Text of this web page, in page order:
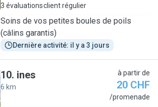
3 évaluationsclient régulier
Soins de vos petites boules de poils
(câlins garantis)
Dernière activité: il y a 3 jours
10. ines
6 km
à partir de
20 CHF
/promenade